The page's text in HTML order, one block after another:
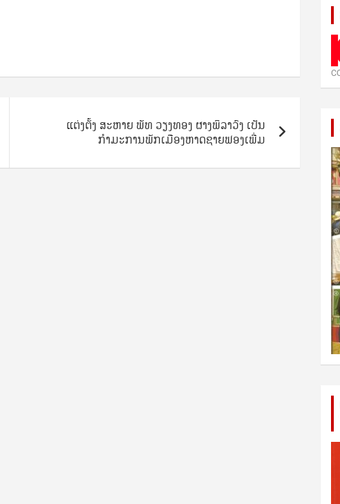
ແຕ່ງຕັ້ງ ສະຫາຍ ພັທ ວຽງທອງ ຜາງພິລາວົງ ເປັນ
ກຳມະການພັກເມືອງຫາດຊາຍຟອງເພີ່ມ